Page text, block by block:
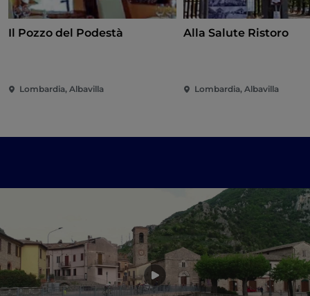
Il Pozzo del Podestà
Lombardia, Albavilla
Alla Salute Ristoro
Lombardia, Albavilla